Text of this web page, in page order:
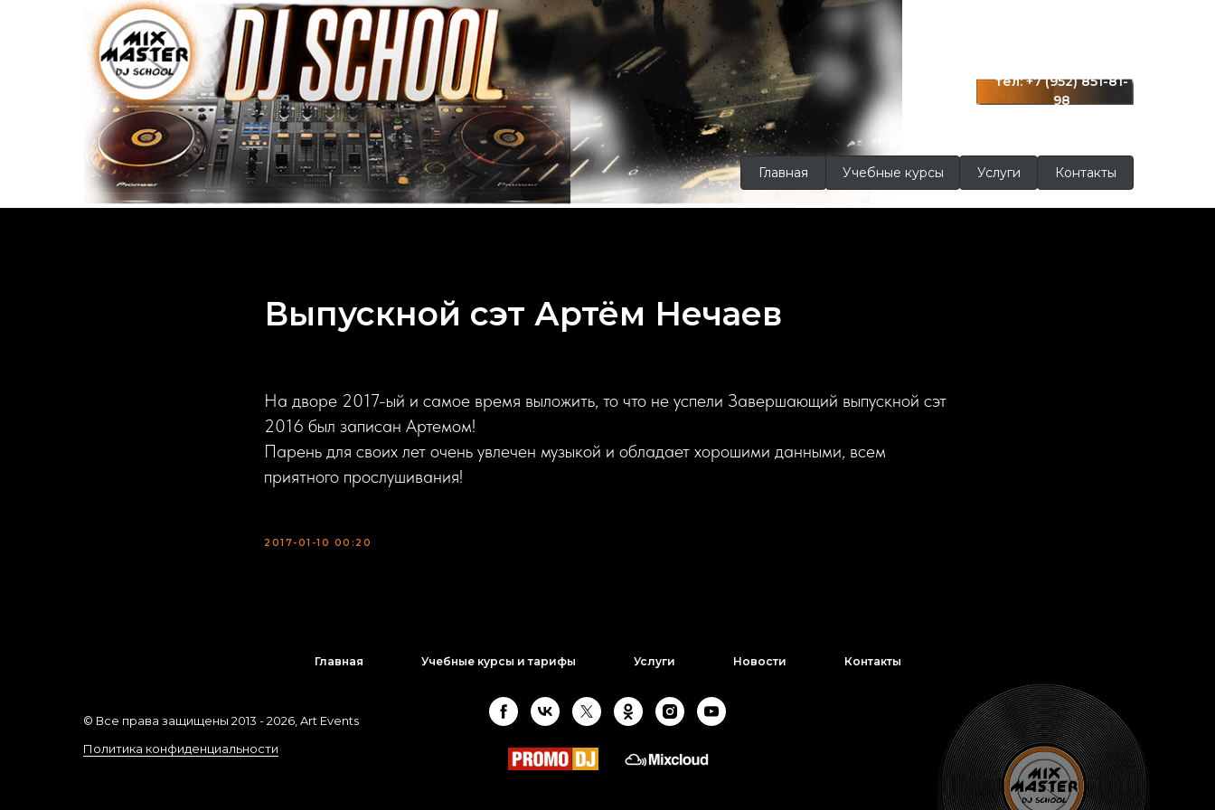
Главная Учебные курсы Услуги Контакты
тел: +7 (952) 851-81-
98
Выпускной сэт Артём Нечаев
На дворе 2017-ый и самое время выложить, то что не успели Завершающий выпускной сэт
2016 был записан Артемом!
Парень для своих лет очень увлечен музыкой и обладает хорошими данными, всем
приятного прослушивания!
2017-01-10 00:20
Главная Учебные курсы и тарифы Услуги Новости Контакты
© Все права защищены 2013 -2026 , Art Events
Политика конфиденциальности